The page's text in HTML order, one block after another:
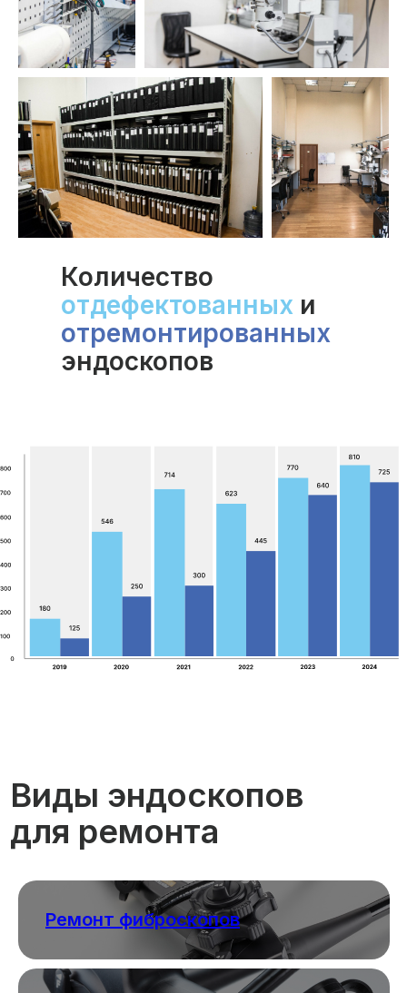
Количество
отдефектованных и
отремонтированных
эндоскопов
Ремонт фиброскопов